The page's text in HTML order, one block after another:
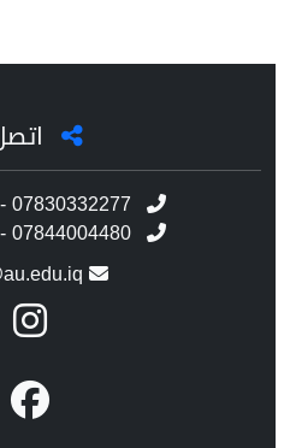
07830332277
07844004480